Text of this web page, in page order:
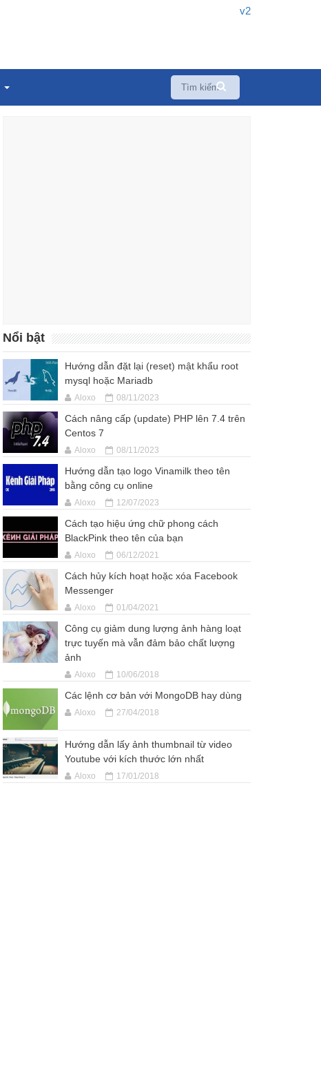
v2
Nổi bật
Hướng dẫn đặt lại (reset) mật khẩu root
mysql hoặc Mariadb
Aloxo 08/11/2023
Cách nâng cấp (update) PHP lên 7.4 trên
Centos 7
Aloxo 08/11/2023
Hướng dẫn tạo logo Vinamilk theo tên
bằng công cụ online
Aloxo 12/07/2023
Cách tạo hiệu ứng chữ phong cách
BlackPink theo tên của bạn
Aloxo 06/12/2021
Cách hủy kích hoạt hoặc xóa Facebook
Messenger
Aloxo 01/04/2021
Công cụ giảm dung lượng ảnh hàng loạt
trực tuyến mà vẫn đảm bảo chất lượng
ảnh
Aloxo 10/06/2018
Các lệnh cơ bản với MongoDB hay dùng
Aloxo 27/04/2018
Hướng dẫn lấy ảnh thumbnail từ video
Youtube với kích thước lớn nhất
Aloxo 17/01/2018